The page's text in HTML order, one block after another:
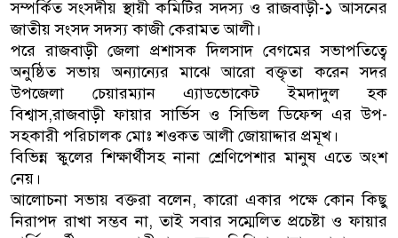
সম্পর্কিত সংসদীয় স্থায়ী কমিটির সদস্য ও রাজবাড়ী-১ আসনের
জাতীয় সংসদ সদস্য কাজী কেরামত আলী।
পরে রাজবাড়ী জেলা প্রশাসক দিলসাদ বেগমের সভাপতিত্বে
অনুষ্ঠিত সভায় অন্যান্যের মাঝে আরো বক্তৃতা করেন সদর
উপজেলা চেয়ারম্যান এ্যাডভোকেট ইমদাদুল হক
বিশ্বাস,রাজবাড়ী ফায়ার সার্ভিস ও সিভিল ডিফেন্স এর উপ-
সহকারী পরিচালক মোঃ শওকত আলী জোয়াদ্দার প্রমূখ।
বিভিন্ন স্কুলের শিক্ষার্থীসহ নানা শ্রেণিপেশার মানুষ এতে অংশ
নেয়।
আলোচনা সভায় বক্তরা বলেন, কারো একার পক্ষে কোন কিছু
নিরাপদ রাখা সম্ভব না, তাই সবার সম্মেলিত প্রচেষ্টা ও ফায়ার